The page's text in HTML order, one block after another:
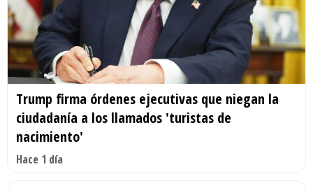
Trump firma órdenes ejecutivas que niegan la
ciudadanía a los llamados 'turistas de
nacimiento'
Hace 1 día